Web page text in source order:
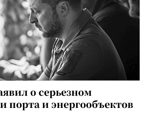
о серьезном
порта и энергообъектов